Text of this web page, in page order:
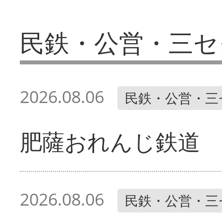
民鉄・公営・三
2026.08.06 民鉄・公営・
肥薩おれんじ鉄
2026.08.06 民鉄・公営・